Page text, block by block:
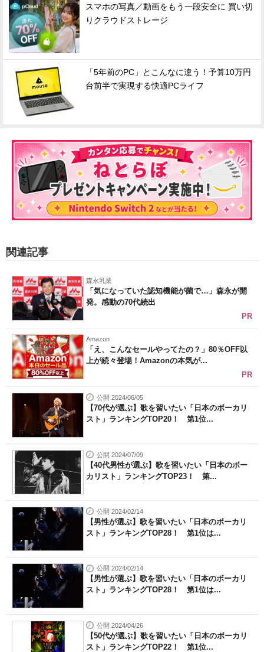
スマホの写真／動画をもう一段安全に 買い切
りクラウドストレージ
「5年前のPC」とこんなに違う！予算10万円
台前半で実現する快適PCライフ
関連記事
森永乳業
「気になっていた認知機能が菌で…」森永が開
発。感動の70代続出
PR
Amazon
「え、こんなセールやってたの？」80％OFF以
上が続々登場！Amazonの本気が...
PR
公開 2024/06/05
【70代が選ぶ】歌を習いたい「日本のボーカリ
スト」ランキングTOP20！ 第1位...
公開 2024/07/09
【40代男性が選ぶ】歌を習いたい「日本のボー
カリスト」ランキングTOP23！ 第...
公開 2024/02/14
【男性が選ぶ】歌を習いたい「日本のボーカリ
スト」ランキングTOP28！ 第1位は...
公開 2024/02/14
【男性が選ぶ】歌を習いたい「日本のボーカリ
スト」ランキングTOP28！ 第1位は...
公開 2024/04/26
【50代が選ぶ】歌を習いたい「日本のボーカリ
スト」ランキングTOP22！ 第1位...